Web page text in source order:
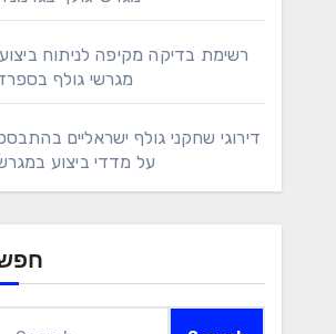
רשימת בדיקה מקיפה לניתוח
מגרשי גולף
דירוגי שחקני גולף ישראליים
על מדדי ביצוע